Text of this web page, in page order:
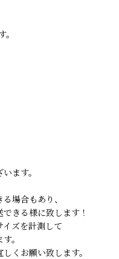
ます。
場合もあり、
きる様に致します！
ズを計測して
。
くお願い致します。